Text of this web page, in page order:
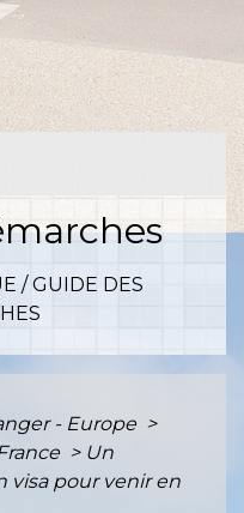
/GUIDE DES
- Europe >
> Un
visa pour venir en